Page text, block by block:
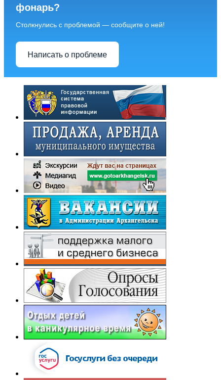
фонарь?
Столкнулись с проблемой — сообщите о ней!
Написать о проблеме